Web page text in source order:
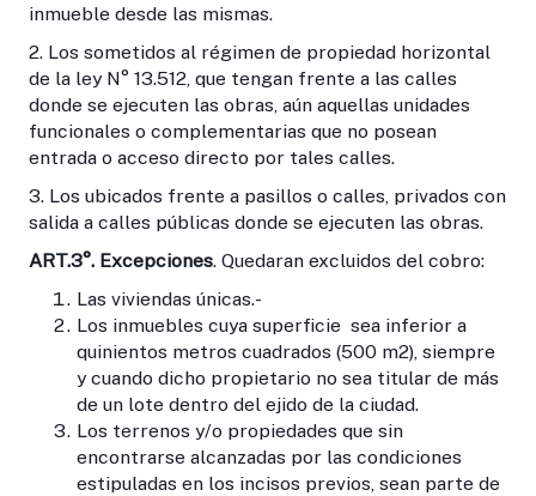
inmueble desde las mismas.
2. Los sometidos al régimen de propiedad horizontal
de la ley N° 13.512, que tengan frente a las calles
donde se ejecuten las obras, aún aquellas unidades
funcionales o complementarias que no posean
entrada o acceso directo por tales calles.
3. Los ubicados frente a pasillos o calles, privados con
salida a calles públicas donde se ejecuten las obras.
ART.3°. Excepciones. Quedaran excluidos del cobro:
Las viviendas únicas.-
Los inmuebles cuya superficie sea inferior a
quinientos metros cuadrados (500 m2), siempre
y cuando dicho propietario no sea titular de más
de un lote dentro del ejido de la ciudad.
Los terrenos y/o propiedades que sin
encontrarse alcanzadas por las condiciones
estipuladas en los incisos previos, sean parte de